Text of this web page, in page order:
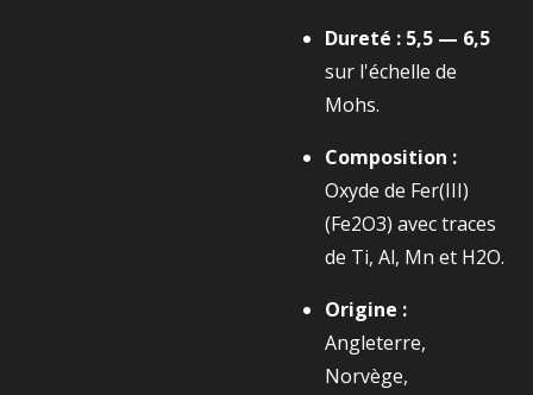
Dureté : 5,5 — 6,5
sur l'échelle de
Mohs.
Composition :
Oxyde de Fer(III)
(Fe2​O3​) avec traces
de Ti, Al, Mn et H2​O.
Origine :
Angleterre,
Norvège,